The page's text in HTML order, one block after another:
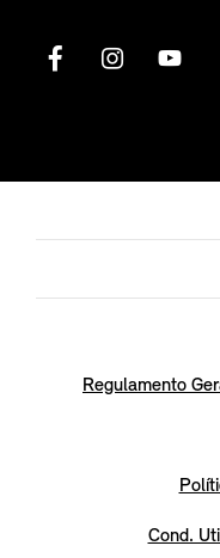
Regulamento
Cond.